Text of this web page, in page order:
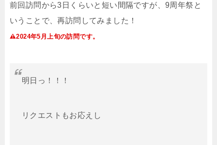
前回訪問から3 日くらいと短い間隔ですが、9周年祭と
いうことで、再訪問してみました！
2024年5 月上旬の訪問です。
明日っ！！！
リクエストもお応えし